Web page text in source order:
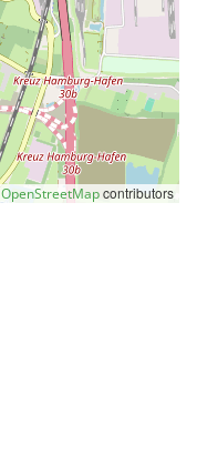
OpenStreetMapcontributors